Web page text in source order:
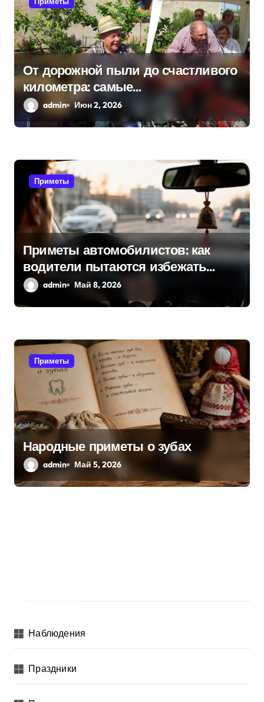
о
з
а
п
и
я
От дорожной пыли до счастливого
километра: самые
распространенные приметы
мотоциклистов
admin Июн 2, 2026
Приметы
Приметы автомобилистов: как
водители пытаются избежать
поломок и неприятностей в дороге
admin Май 8, 2026
Приметы
Народные приметы о зубах
admin Май 5, 2026
Наблюдения
Праздники